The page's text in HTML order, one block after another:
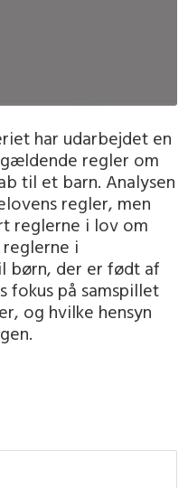
har udarbejdet en
regler om
til et barn. Analysen
regler, men
reglerne i lov om
i
børn, der er født af
fokus på samspillet
og hvilke hensyn